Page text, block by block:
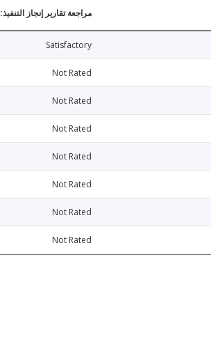
مراجعة تقارير إنجاز التنفيذ: 02-13-1978
Satisfactory
Not Rated
Not Rated
Not Rated
Not Rated
Not Rated
Not Rated
Not Rated